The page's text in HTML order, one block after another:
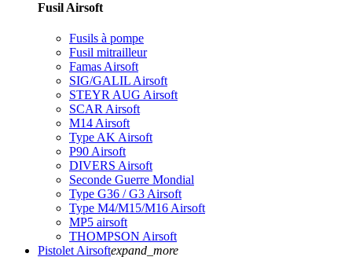
Fusil Airsoft
Fusils à pompe
Fusil mitrailleur
Famas Airsoft
SIG/GALIL Airsoft
STEYR AUG Airsoft
SCAR Airsoft
M14 Airsoft
Type AK Airsoft
P90 Airsoft
DIVERS Airsoft
Seconde Guerre Mondial
Type G36 / G3 Airsoft
Type M4/M15/M16 Airsoft
MP5 airsoft
THOMPSON Airsoft
Pistolet Airsoftexpand_more